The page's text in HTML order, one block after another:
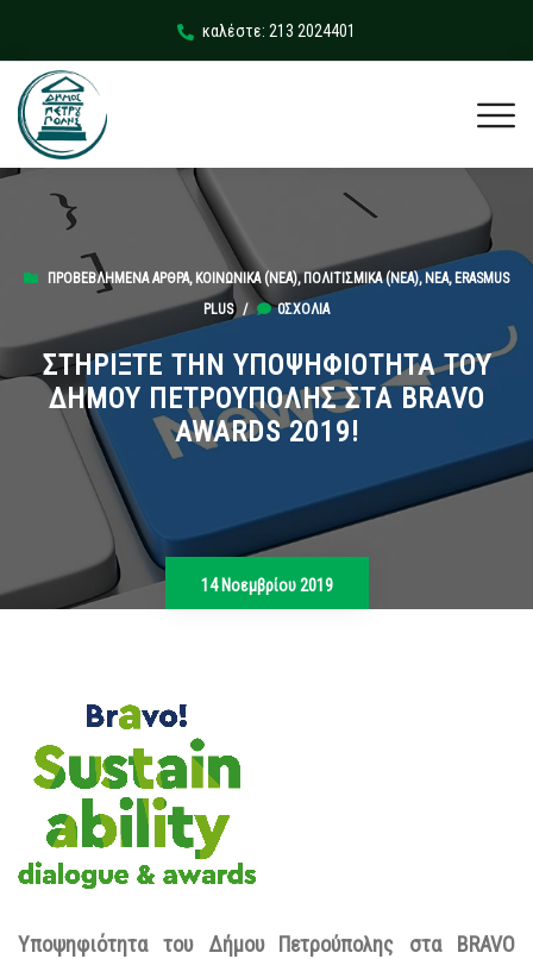
καλέστε: 213 2024401
ΠΡΟΒΕΒΛΗΜΈΝΑ ΆΡΘΡΑ, ΚΟΙΝΩΝΙΚΆ (ΝΕΑ),ΠΟΛΙΤΙΣΜΙΚΆ (ΝΕΑ), ΝΈΑ, ERASMUS
PLUS/ 0ΣΧΌΛΙΑ
ΣΤΗΡΙΞΤΕ ΤΗΝ ΥΠΟΨΗΦΙΟΤΗΤΑ ΤΟΥ
ΔΗΜΟΥ ΠΕΤΡΟΥΠΟΛΗΣ ΣΤΑ BRAVO
AWARDS 2019!
14 Νοεμβρίου 2019
Υποψηφιότητα του Δήμου Πετρούπολης στα BRAVO